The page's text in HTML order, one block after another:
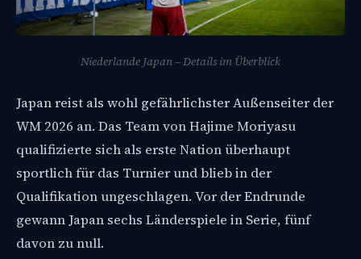
Niederlande Japan – Details im Überblick
Japan reist als wohl gefährlichster Außenseiter der
WM 2026 an. Das Team von Hajime Moriyasu
qualifizierte sich als erste Nation überhaupt
sportlich für das Turnier und blieb in der
Qualifikation ungeschlagen. Vor der Endrunde
gewann Japan sechs Länderspiele in Serie, fünf
davon zu null.